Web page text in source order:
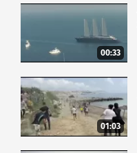
00:33
01:03